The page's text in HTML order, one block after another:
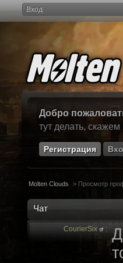
Вход
Добро
тут делать,
Регистрация
Molten Clouds > Просмотр
Чат
CourierSix :